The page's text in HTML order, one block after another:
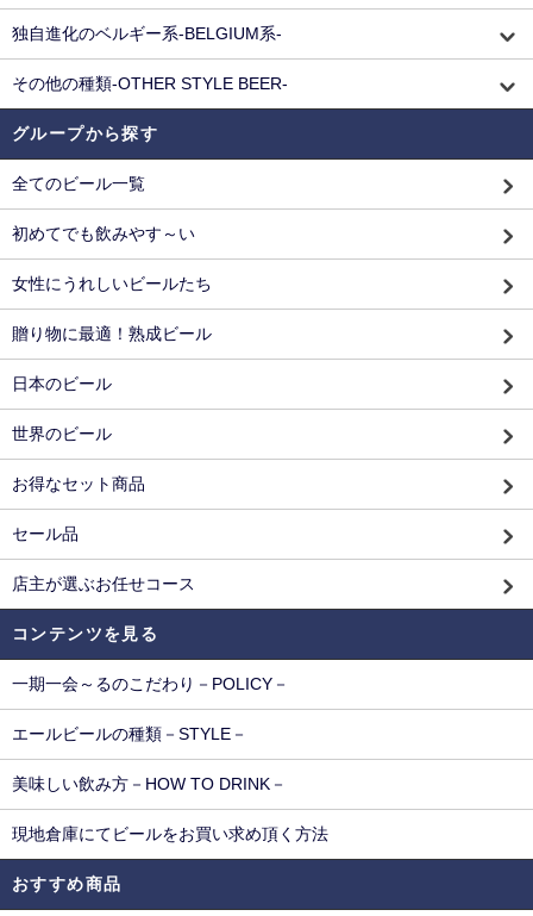
独自進化のベルギー系-BELGIUM系-
その他の種類-OTHER STYLE BEER-
グループから探す
全てのビール一覧
初めてでも飲みやす～い
女性にうれしいビールたち
贈り物に最適！熟成ビール
日本のビール
世界のビール
お得なセット商品
セール品
店主が選ぶお任せコース
コンテンツを見る
一期一会～るのこだわり－POLICY－
エールビールの種類－STYLE－
美味しい飲み方－HOW TO DRINK－
現地倉庫にてビールをお買い求め頂く方法
おすすめ商品